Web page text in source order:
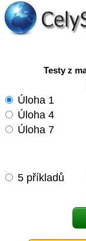
Testy z
Úloha 1
Úloha 4
Úloha 7
5 příkladů